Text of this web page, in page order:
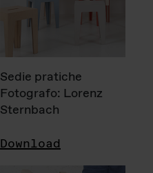
Sedie pratiche
Fotografo: Lorenz
Sternbach
Download